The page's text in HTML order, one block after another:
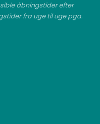
åbningstider efter
fra uge til uge pga.